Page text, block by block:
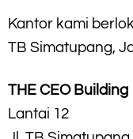
Kantor kami
TB Simatupang,
THE CEO Building
Lantai 12